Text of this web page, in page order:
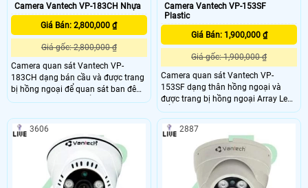
Camera Vantech VP-183CH Nhựa
Giá Bán: 2,800,000 ₫
Giá gốc: 2,800,000 ₫
Camera quan sát Vantech VP-
183CH dạng bán cầu và được trang
bị hồng ngoại để quan sát ban đêm
rất tốt. Camera có kiểu dáng đẹp
có độ ổn định cao, phù hợp lắp đặt
camera cho văn phòng, khách sạn,
Spa, các khu chung cư, siêu thị, nhà
sách, bệnh viện, ….
Camera Vantech VP-153SF
Plastic
Giá Bán: 1,900,000 ₫
Giá gốc: 1,900,000 ₫
Camera quan sát Vantech VP-
153SF dạng thân hồng ngoại và
được trang bị hồng ngoại Array Led
để quan sát ban đêm rất tốt.
Camera có kiểu dáng đẹp mắt, mẫu
mã sang trọng, sản phẩm có độ ổn
định cao, phù hợp lắp đặt camera
cho văn phòng, khách sạn, Spa, các
khu chung cư, siêu thị, nhà sách,
bệnh viện, ….
3606 2887